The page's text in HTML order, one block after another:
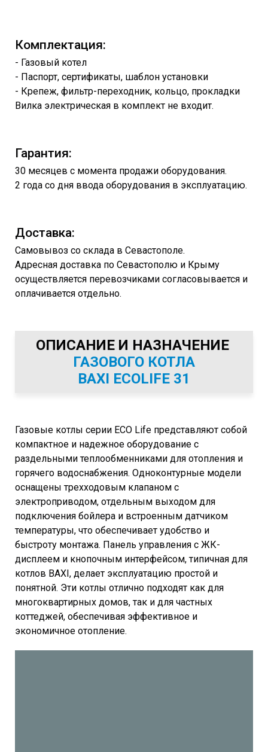
Комплектация:
- Газовый котел
- Паспорт, сертификаты, шаблон установки
- Крепеж, фильтр-переходник, кольцо, прокладки
Вилка электрическая в комплект не входит.
Гарантия:
30 месяцев с момента продажи оборудования.
2 года со дня ввода оборудования в эксплуатацию.
Доставка:
Самовывоз со склада в Севастополе.
Адресная доставка по Севастополю и Крыму
осуществляется перевозчиками согласовывается и
оплачивается отдельно.
ОПИСАНИЕ И НАЗНАЧЕНИЕ
ГАЗОВОГО КОТЛА
BAXI ECOLIFE 31
Газовые котлы серии ECO Life представляют собой
компактное и надежное оборудование с
раздельными теплообменниками для отопления и
горячего водоснабжения. Одноконтурные модели
оснащены трехходовым клапаном с
электроприводом, отдельным выходом для
подключения бойлера и встроенным датчиком
температуры, что обеспечивает удобство и
быстроту монтажа. Панель управления с ЖК-
дисплеем и кнопочным интерфейсом, типичная для
котлов BAXI, делает эксплуатацию простой и
понятной. Эти котлы отлично подходят как для
многоквартирных домов, так и для частных
коттеджей, обеспечивая эффективное и
экономичное отопление.